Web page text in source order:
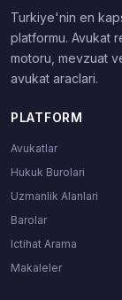
Turkiye'nin en
platformu. Avukat
motoru, mevzuat
avukat araclari.
PLATFORM
Avukatlar
Hukuk Burolari
Uzmanlik Alanlari
Barolar
Ictihat Arama
Makaleler